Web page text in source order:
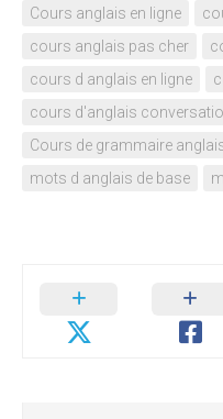
Cours anglais en ligne
cours anglais pas cher
cours d anglais en ligne
cours d'anglais
Cours de grammaire
mots d anglais de base